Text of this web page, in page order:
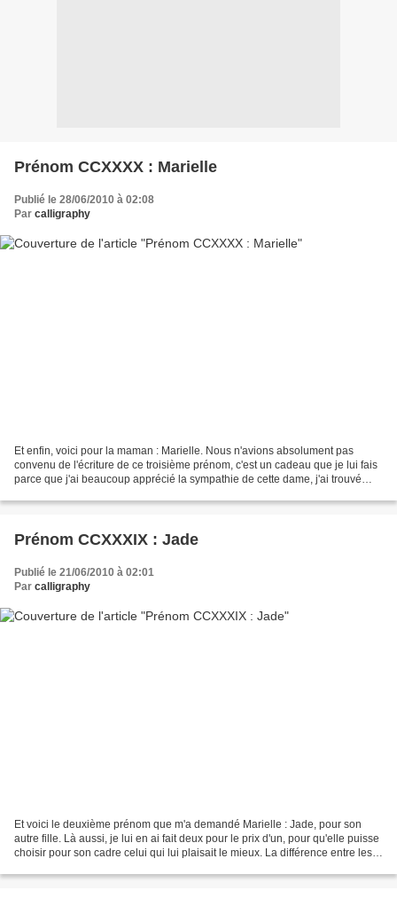
Prénom CCXXXX : Marielle
Publié le 28/06/2010 à 02:08
Par calligraphy
Et enfin, voici pour la maman : Marielle. Nous n'avions absolument pas
convenu de l'écriture de ce troisième prénom, c'est un cadeau que je lui fais
parce que j'ai beaucoup apprécié la sympathie de cette dame, j'ai trouvé
Prénom CCXXXIX : Jade
Publié le 21/06/2010 à 02:01
Par calligraphy
Et voici le deuxième prénom que m'a demandé Marielle : Jade, pour son
autre fille. Là aussi, je lui en ai fait deux pour le prix d'un, pour qu'elle puisse
choisir pour son cadre celui qui lui plaisait le mieux. La différence entre les